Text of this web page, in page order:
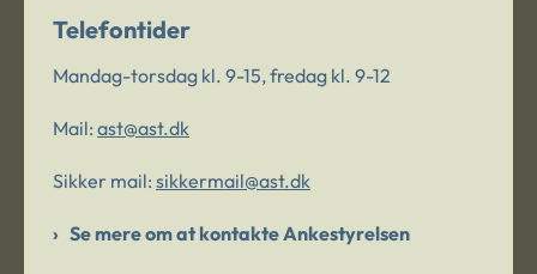
Telefontider
Mandag-torsdag kl. 9-15, fredag kl. 9-12
Mail: ast@ast.dk
Sikker mail: sikkermail@ast.dk
Se mere om at kontakte Ankestyrelsen